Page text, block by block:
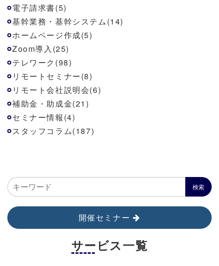
電子請求書(5)
基幹業務・基幹システム(14)
ホームページ作成(5)
Zoom導入(25)
テレワーク(98)
リモートセミナー(8)
リモート会社説明会(6)
補助金・助成金(21)
セミナー情報(4)
スタッフコラム(187)
開催セミナー
サービス一覧